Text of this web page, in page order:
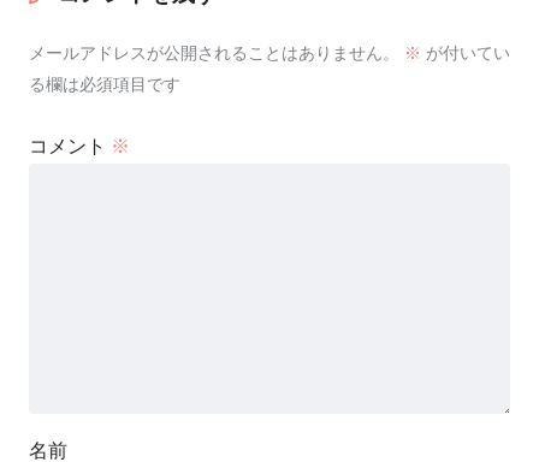
メールアドレスが公開されることはありません。 ※ が付いてい
る欄は必須項目です
コメント ※
名前